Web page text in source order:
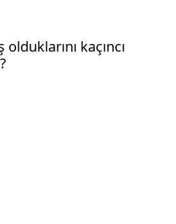
kaçıncı